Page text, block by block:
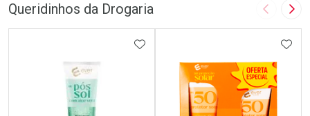
Queridinhos da Drogaria Imagem
ADICIONAR AOS FAVORITOS